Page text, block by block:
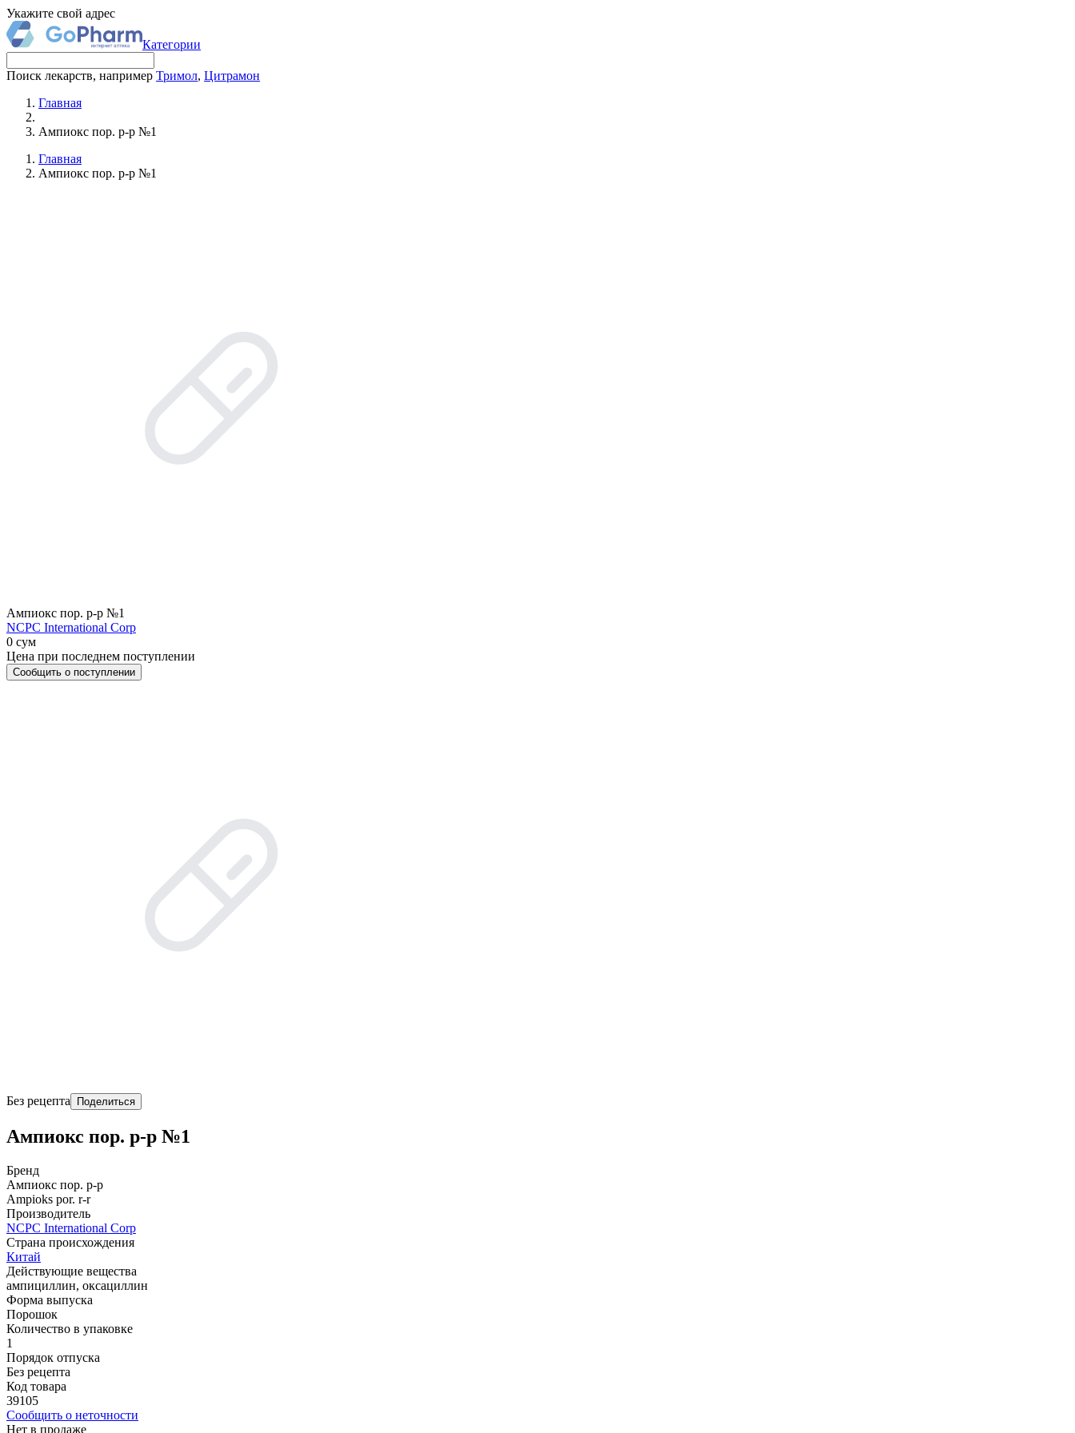
Укажите свой адрес
Категории
Поиск лекарств, например Тримол, Цитрамон
Главная
Ампиокс пор. р-р №1
Главная
Ампиокс пор. р-р №1
Ампиокс пор. р-р №1
NCPC International Corp
0 сум
Цена при последнем поступлении
Сообщить о поступлении
Без рецепта Поделиться
Ампиокс пор. р-р №1
Бренд
Ампиокс пор. р-р
Ampioks por. r-r
Производитель
NCPC International Corp
Страна происхождения
Китай
Действующие вещества
ампициллин, оксациллин
Форма выпуска
Порошок
Количество в упаковке
1
Порядок отпуска
Без рецепта
Код товара
39105
Сообщить о неточности
Нет в продаже